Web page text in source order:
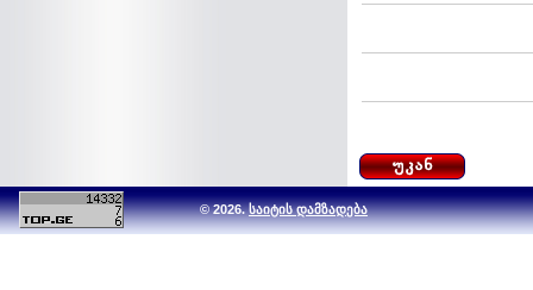
© 2026.საიტის დამზადება